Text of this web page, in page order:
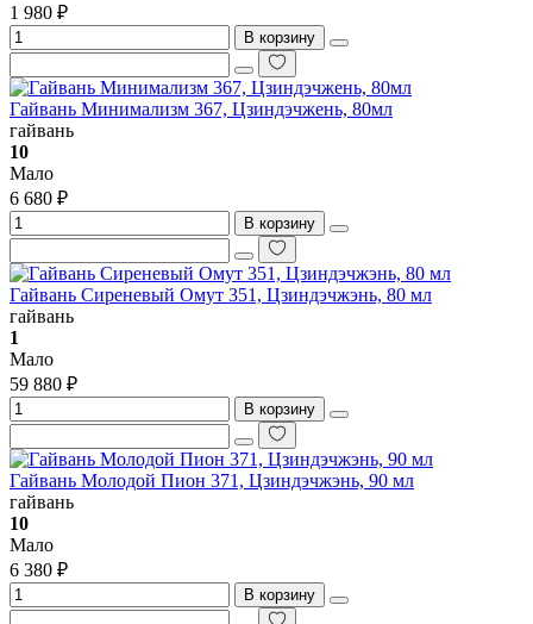
1 980 ₽
В корзину
Гайвань Минимализм 367, Цзиндэчжень, 80мл
гайвань
10
Мало
6 680 ₽
В корзину
Гайвань Сиреневый Омут 351, Цзиндэчжэнь, 80 мл
гайвань
1
Мало
59 880 ₽
В корзину
Гайвань Молодой Пион 371, Цзиндэчжэнь, 90 мл
гайвань
10
Мало
6 380 ₽
В корзину